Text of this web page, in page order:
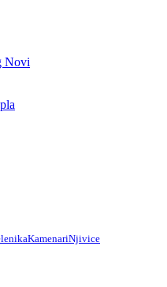
Novi
KamenariNjivice